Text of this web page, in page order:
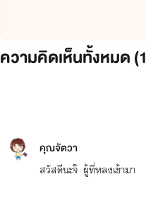
ความคิดเห็นทั้งหมด (1
คุณจัตวา
สวัสดีนะจ๊ ผู้ที่หลงเข้ามา